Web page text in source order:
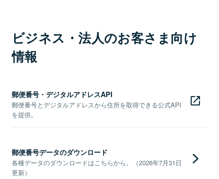
ビジネス・法人のお客さま向け
情報
郵便番号・デジタルアドレスAPI
郵便番号とデジタルアドレスから住所を取得できる公式API
を提供。
郵便番号データのダウンロード
各種データのダウンロードはこちらから。（2026年7月31日
更新）